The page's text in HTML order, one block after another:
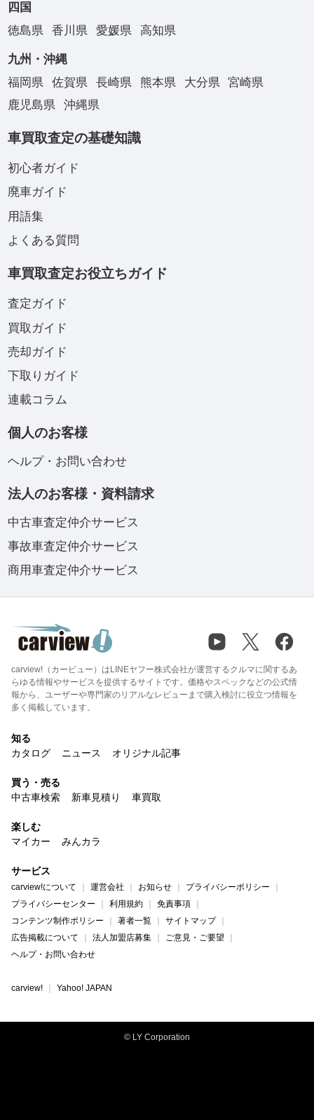
四国
徳島県
香川県 愛媛県 高知県
九州・沖縄
福岡県
佐賀県 長崎県 熊本県 大分県
宮崎県
鹿児島県
沖縄県
車買取査定の基礎知識
初心者ガイド
廃車ガイド
用語集
よくある質問
車買取査定お役立ちガイド
査定ガイド
買取ガイド
売却ガイド
下取りガイド
連載コラム
個人のお客様
ヘルプ・お問い合わせ
法人のお客様・資料請求
中古車査定仲介サービス
事故車査定仲介サービス
商用車査定仲介サービス
carview!（カービュー）はLINEヤフー株式会社が運営するクルマに関するあ
らゆる情報やサービスを提供するサイトです。価格やスペックなどの公式情
報から、ユーザーや専門家のリアルなレビューまで購入検討に役立つ情報を
多く掲載しています。
知る
カタログ
ニュース オリジナル記事
買う・売る
中古車検索
新車見積り 車買取
楽しむ
マイカー
みんカラ
サービス
carview!について 運営会社 お知らせ
プライバシーポリシー
プライバシーセンター
利用規約
免責事項
コンテンツ制作ポリシー
著者一覧
サイトマップ
広告掲載について
法人加盟店募集
ご意見・ご要望
ヘルプ・お問い合わせ
carview! Yahoo! JAPAN
© LY Corporation